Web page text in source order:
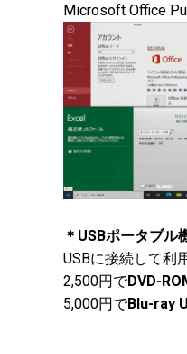
Microsoft Office
＊USBポータブル
USBに接続して利
2,500円でDVD-
5,000円でBlu-ray